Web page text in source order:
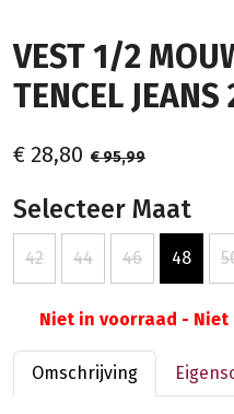
VEST 1/2
TENCEL
€ 28,80 € 95,99
Selecteer Maat
42 44 46 48
Niet in voorraad -
Omschrijving